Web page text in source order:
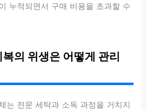
누적되면서 구매 비용을 초과할 수
의 위생은 어떻게 관리
는 전문 세탁과 소독 과정을 거치지